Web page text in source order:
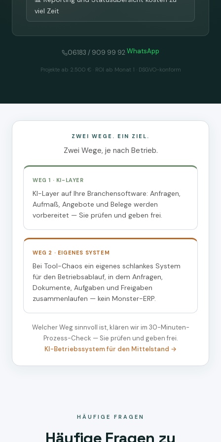
viel Zeit
06183 / 909 99 92·WhatsApp
Projekte ab 2.500 € · ROI ab Monat 1 · DSGVO-konform
ZWEI WEGE. EIN ZIEL.
Zwei Wege, je nach Betrieb.
WEG 1 · KI-LAYER
KI-Layer auf Ihre Branchensoftware: Anfragen,
Aufmaß, Angebote und Belege werden
vorbereitet — Sie prüfen und geben frei.
WEG 2 · EIGENES SYSTEM
Bei Tool-Chaos ein eigenes schlankes System
für den Betriebsablauf, in dem Anfragen,
Dokumente, Aufgaben und Freigaben
zusammenlaufen — kein Monster-ERP.
Welcher Weg sinnvoll ist, klären wir im 30-Minuten-
Prozess-Check — Sie prüfen und geben frei.
KI-Betriebssystem für den Mittelstand →
HÄUFIGE FRAGEN
Häufige Fragen zu